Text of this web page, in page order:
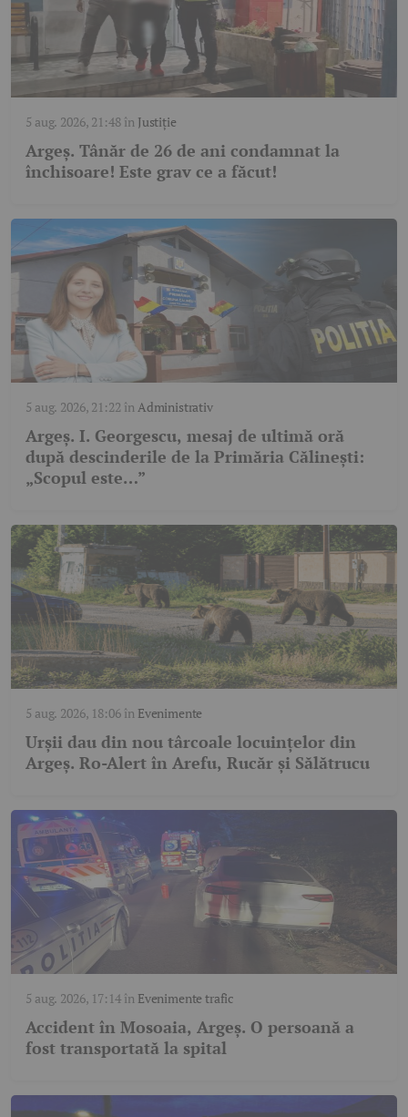
5 aug. 2026, 21:48în Justiție
Argeș. Tânăr de 26 de ani condamnat la
închisoare! Este grav ce a făcut!
5 aug. 2026, 21:22 înAdministrativ
Argeș. I. Georgescu, mesaj de ultimă oră
după descinderile de la Primăria Călinești:
„Scopul este…”
5 aug. 2026, 18:06în Evenimente
Urșii dau din nou târcoale locuințelor din
Argeș. Ro-Alert în Arefu, Rucăr și Sălătrucu
5 aug. 2026, 17:14în Evenimente trafic
Accident în Mosoaia, Argeș. O persoană a
fost transportată la spital